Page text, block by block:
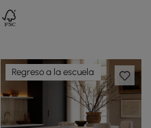
Regreso a la escuela